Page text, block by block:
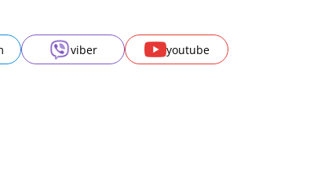
viber youtube